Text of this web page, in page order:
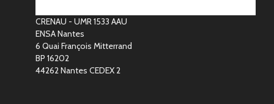
CRENAU - UMR 1533 AAU
ENSA Nantes
6 Quai François Mitterrand
BP 16202
44262 Nantes CEDEX 2